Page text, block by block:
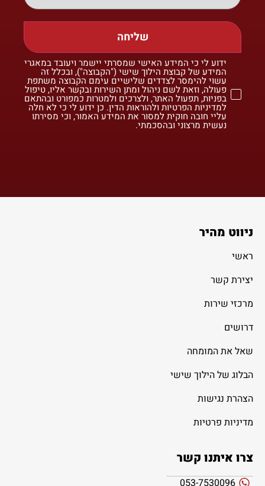
שליחה
ידוע לי כי המידע האישי שמסרתי יישמר ויעובד במאגרי
המידע של קבוצת הילוך שישי ("הקבוצה"), ובכלל זה
עשוי להימסר לצדדים שלישיים עימם הקבוצה משתפת
פעולה, וזאת לשם ניהול ומתן השירות ובקשר אליו, טיפול
בפניות, תפעול האתר, ולצרכים ולמטרות כמפורט ובהתאם
למדיניות הפרטיות ולהוראות הדין. כן ידוע לי כי לא חלה
עליי חובה חוקית למסור את המידע האמור, וכי מסירתו
נעשית מרצוני ובהסכמתי.
ניווט מהיר
ראשי
יצירת קשר
מרכזי שירות
דרושים
שאל את המומחה
הבלוג של הילוך שישי
הצהרת נגישות
מדיניות פרטיות
צרו איתנו קשר
053-7530096